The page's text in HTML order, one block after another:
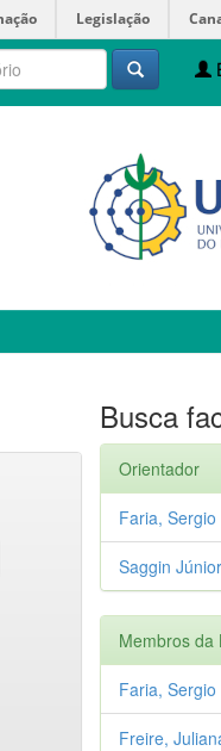
Legislação
Busca
Orientador
Faria,
Saggin
Membros da
Faria,
Freire,